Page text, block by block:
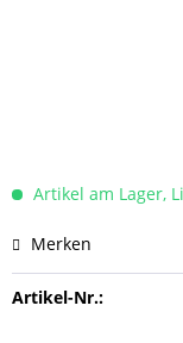
Artikel am Lager,
Merken
Artikel-Nr.: